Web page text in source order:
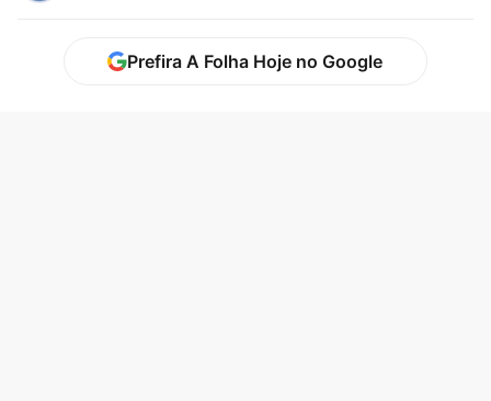
Prefira A Folha Hoje no Google